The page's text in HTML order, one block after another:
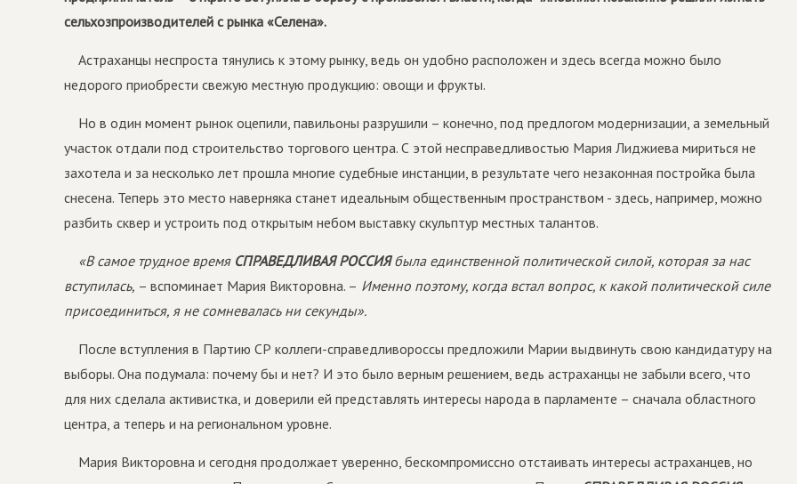
сельхозпроизводителей с рынка «Селена».
Астраханцы неспроста тянулись к этому рынку, ведь он удобно расположен и здесь всегда можно было
недорого приобрести свежую местную продукцию: овощи и фрукты.
Но в один момент рынок оцепили, павильоны разрушили – конечно, под предлогом модернизации, а земельный
участок отдали под строительство торгового центра. С этой несправедливостью Мария Лиджиева мириться не
захотела и за несколько лет прошла многие судебные инстанции, в результате чего незаконная постройка была
снесена. Теперь это место наверняка станет идеальным общественным пространством - здесь, например, можно
разбить сквер и устроить под открытым небом выставку скульптур местных талантов.
«В самое трудное время СПРАВЕДЛИВАЯ РОССИЯбыла единственной политической силой, которая за нас
вступилась, – вспоминает Мария Викторовна. – Именно поэтому, когда встал вопрос, к какой политической силе
присоединиться, я не сомневалась ни секунды».
После вступления в Партию СР коллеги-справедливороссы предложили Марии выдвинуть свою кандидатуру на
выборы. Она подумала: почему бы и нет? И это было верным решением, ведь астраханцы не забыли всего, что
для них сделала активистка, и доверили ей представлять интересы народа в парламенте – сначала областного
центра, а теперь и на региональном уровне.
Мария Викторовна и сегодня продолжает уверенно, бескомпромиссно отстаивать интересы астраханцев, но